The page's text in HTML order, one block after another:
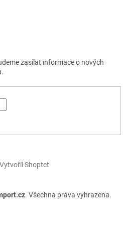
zasílat informace o nových
Vytvořil Shoptet
. Všechna práva vyhrazena.